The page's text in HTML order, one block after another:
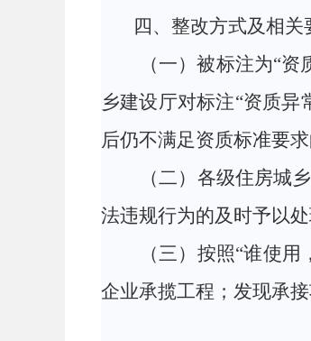
四、整改方式及相关
（一）被标注为“资
乡建设厅对标注“资质
后仍不满足资质标准要
（二） 各级住房城
法违规行为的及时予以
（三） 按照“谁使用
企业承揽工程；发现承